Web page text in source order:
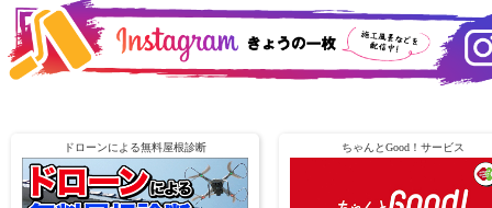
ドローンによる無料屋根診断 ちゃんとGood！サービス